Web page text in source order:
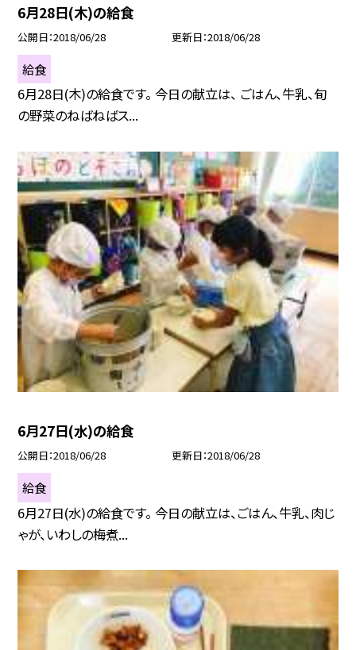
6月28日(木)の給食
公開日 2018/06/28 更新日 2018/06/28
給食
6月28日(木)の給食です。 今日の献立は、 ごはん、牛乳、旬
の野菜のねばねばス...
6月27日(水)の給食
公開日 2018/06/28 更新日 2018/06/28
給食
6月27日(水)の給食です。 今日の献立は、ごはん、牛乳、肉じ
ゃが、いわしの梅煮...